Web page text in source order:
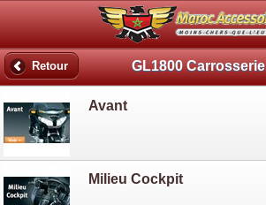
Retour GL1800 Carrosserie
Avant
Milieu Cockpit